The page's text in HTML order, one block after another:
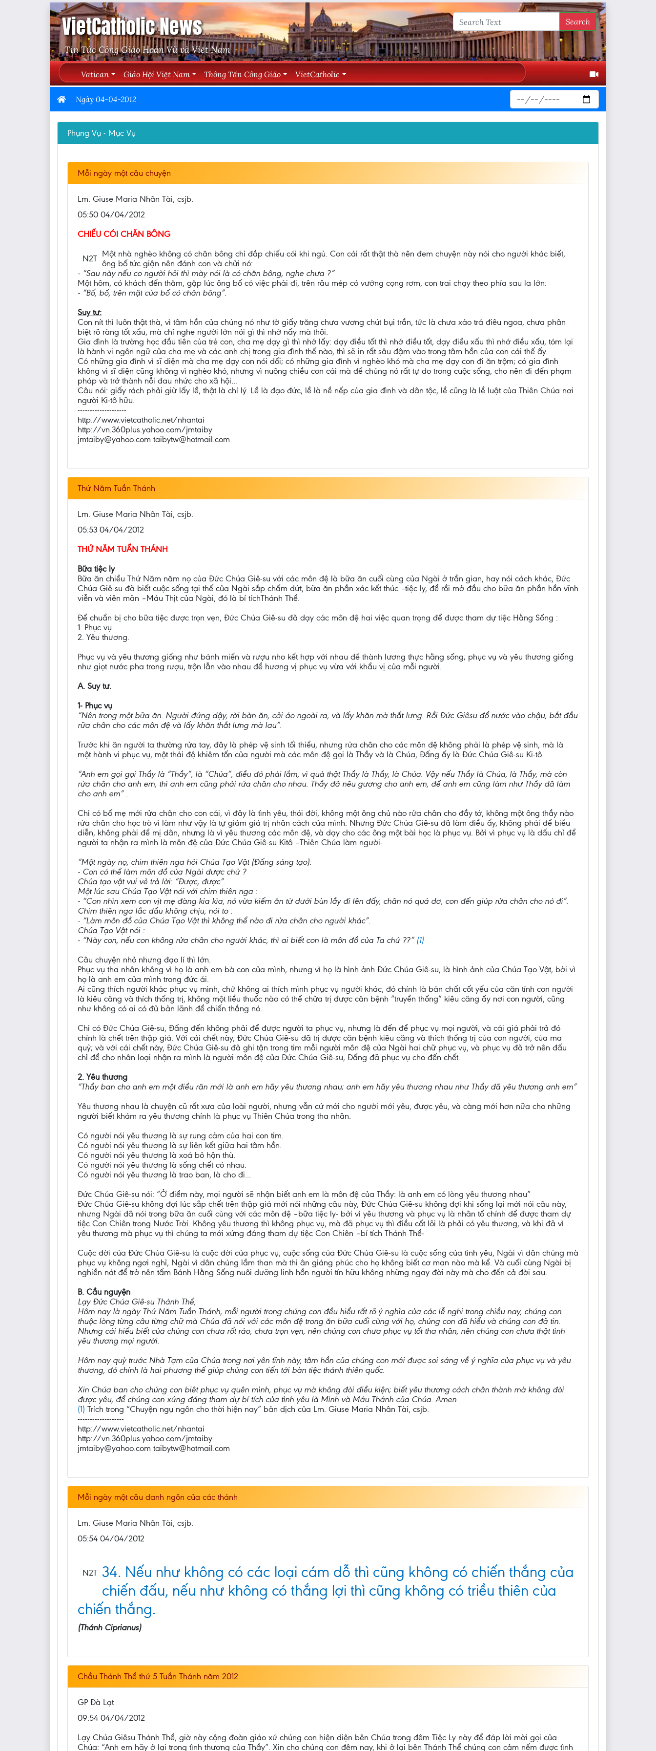
VietCatholic News
Tin Tức Công Giáo Hoàn Vũ và Việt Nam
Search
Vatican Giáo Hội Việt Nam Thông Tấn Công Giáo VietCatholic
Ngày 04-04-2012
Phụng Vụ - Mục Vụ
Mỗi ngày một câu chuyện
Lm. Giuse Maria Nhân Tài, csjb.
05:50 04/04/2012
CHIẾU CÓI CHĂN BÔNG
N2T Một nhà nghèo không có chăn bông chỉ đắp chiếu cói khi ngủ. Con cái rất thật thà nên đem chuyện này nói cho người khác biết,
ông bố tức giận nên đánh con và chửi nó:
- “Sau này nếu co người hỏi thì mày nói là có chăn bông, nghe chưa ?”
Một hôm, có khách đến thăm, gặp lúc ông bố có việc phải đi, trên râu mép có vướng cọng rơm, con trai chạy theo phía sau la lớn:
- “Bố, bố, trên mặt của bố có chăn bông”.
Suy tư:
Con nít thì luôn thật thà, vì tâm hồn của chúng nó như tờ giấy trăng chưa vương chút bụi trần, tức là chưa xảo trá điêu ngoa, chưa phân
biệt rõ ràng tốt xấu, mà chỉ nghe người lớn nói gì thì nhớ nấy mà thôi.
Gia đình là trường học đầu tiên của trẻ con, cha mẹ dạy gì thì nhớ lấy: dạy điều tốt thì nhớ điều tốt, dạy điều xấu thì nhớ điều xấu, tóm lại
là hành vi ngôn ngữ của cha mẹ và các anh chị trong gia đình thế nào, thì sẽ in rất sâu đậm vào trong tâm hồn của con cái thế ấy.
Có những gia đình vì sĩ diện mà cha mẹ dạy con nói dối; có những gia đình vì nghèo khó mà cha mẹ dạy con đi ăn trộm; có gia đình
không vì sĩ diện cũng không vì nghèo khó, nhưng vì nuông chiều con cái mà để chúng nó rất tự do trong cuộc sống, cho nên đi đến phạm
pháp và trở thành nỗi đau nhức cho xã hội…
Câu nói: giấy rách phải giữ lấy lề, thật là chí lý. Lề là đạo đức, lề là nề nếp của gia đình và dân tộc, lề cũng là lề luật của Thiên Chúa nơi
người Ki-tô hữu.
--------------------
http://www.vietcatholic.net/nhantai
http://vn.360plus.yahoo.com/jmtaiby
jmtaiby@yahoo.com taibytw@hotmail.com
Thứ Năm Tuần Thánh
Lm. Giuse Maria Nhân Tài, csjb.
05:53 04/04/2012
THỨ NĂM TUẦN THÁNH
Bữa tiệc ly
Bữa ăn chiều Thứ Năm năm nọ của Đức Chúa Giê-su với các môn đệ là bữa ăn cuối cùng của Ngài ở trần gian, hay nói cách khác, Đức
Chúa Giê-su đã biết cuộc sống tại thế của Ngài sắp chấm dứt, bữa ăn phần xác kết thúc –tiệc ly, để rồi mở đầu cho bữa ăn phần hồn vĩnh
viễn và viên mãn –Máu Thịt của Ngài, đó là bí tíchThánh Thể.
Để chuẩn bị cho bữa tiệc được trọn vẹn, Đức Chúa Giê-su đã dạy các môn đệ hai việc quan trọng để được tham dự tiệc Hằng Sống :
1. Phục vụ.
2. Yêu thương.
Phục vụ và yêu thương giống như bánh miến và rượu nho kết hợp với nhau để thành lương thực hằng sống; phục vụ và yêu thương giống
như giọt nước pha trong rượu, trộn lẫn vào nhau để hương vị phục vụ vừa với khẩu vị của mỗi người.
A. Suy tư.
1- Phục vụ
“Nên trong một bữa ăn. Người đứng dậy, rời bàn ăn, cởi áo ngoài ra, và lấy khăn mà thắt lưng. Rồi Đức Giêsu đổ nước vào chậu, bắt đầu
rữa chân cho các môn đệ và lấy khăn thắt lưng mà lau”.
Trước khi ăn người ta thường rửa tay, đây là phép vệ sinh tối thiểu, nhưng rửa chân cho các môn đệ không phải là phép vệ sinh, mà là
một hành vi phục vụ, một thái độ khiêm tốn của người mà các môn đệ gọi là Thầy và là Chúa, Đấng ấy là Đức Chúa Giê-su Ki-tô.
“Anh em gọi gọi Thầy là “Thầy”, là “Chúa”, điều đó phải lắm, vì quả thật Thầy là Thầy, là Chúa. Vậy nếu Thầy là Chúa, là Thầy, mà còn
rửa chân cho anh em, thì anh em cũng phải rửa chân cho nhau. Thầy đã nêu gương cho anh em, để anh em cũng làm như Thầy đã làm
cho anh em” .
Chỉ có bố mẹ mới rửa chân cho con cái, vì đây là tình yêu, thói đời, không một ông chủ nào rửa chân cho đầy tớ, không một ông thầy nào
rửa chân cho học trò vì làm như vậy là tự giảm giá trị nhân cách của mình. Nhưng Đức Chúa Giê-su đã làm điều ấy, không phải để biểu
diễn, không phải để mị dân, nhưng là vì yêu thương các môn đệ, và dạy cho các ông một bài học là phục vụ. Bởi vì phục vụ là dấu chỉ để
người ta nhận ra mình là môn đệ của Đức Chúa Giê-su Kitô –Thiên Chúa làm người-
“Một ngày nọ, chim thiên nga hỏi Chúa Tạo Vật (Đấng sáng tạo):
- Con có thể làm môn đồ của Ngài được chứ ?
Chúa tạo vật vui vẻ trả lời: “Được, được”.
Một lúc sau Chúa Tạo Vật nói với chim thiên nga :
- “Con nhìn xem con vịt mẹ đàng kia kìa, nó vừa kiếm ăn từ dưới bùn lầy đi lên đấy, chân nó quá dơ, con đến giúp rửa chân cho nó đi”.
Chim thiên nga lắc đầu không chịu, nói to :
- “Làm môn đồ của Chúa Tạo Vật thì không thể nào đi rửa chân cho người khác”.
Chúa Tạo Vật nói :
- “Này con, nếu con không rửa chân cho người khác, thì ai biết con là môn đồ của Ta chứ ??” (1)
Câu chuyện nhỏ nhưng đạo lí thì lớn.
Phục vụ tha nhân không vì họ là anh em bà con của mình, nhưng vì họ là hình ảnh Đức Chúa Giê-su, là hình ảnh của Chúa Tạo Vật, bởi vì
họ là anh em của mình trong đức ái.
Ai cũng thích người khác phục vụ mình, chứ không ai thích mình phục vụ người khác, đó chính là bản chất cốt yếu của căn tính con người
là kiêu căng và thích thống trị, không một liều thuốc nào có thể chữa trị được căn bệnh “truyền thống” kiêu căng ấy nơi con người, cũng
như không có ai có đủ bản lãnh để chiến thắng nó.
Chỉ có Đức Chúa Giê-su, Đấng đến không phải để được người ta phục vụ, nhưng là đến để phục vụ mọi người, và cái giá phải trả đó
chính là chết trên thập giá. Với cái chết này, Đức Chúa Giê-su đã trị được căn bệnh kiêu căng và thích thống trị của con người, của ma
quỷ; và với cái chết này, Đức Chúa Giê-su đã ghi tận trong tim mỗi người môn đệ của Ngài hai chữ phục vụ, và phục vụ đã trở nên đấu
chỉ để cho nhân loại nhận ra mình là người môn đệ của Đức Chúa Giê-su, Đấng đã phục vụ cho đến chết.
2. Yêu thương
“Thầy ban cho anh em một điều răn mới là anh em hãy yêu thương nhau; anh em hãy yêu thương nhau như Thầy đã yêu thương anh em”
Yêu thương nhau là chuyện cũ rất xưa của loài người, nhưng vẫn cứ mới cho người mới yêu, được yêu, và càng mới hơn nữa cho những
người biết khám ra yêu thương chính là phục vụ Thiên Chúa trong tha nhân.
Có người nói yêu thương là sự rung cảm của hai con tim.
Có người nói yêu thương là sự liên kết giữa hai tâm hồn.
Có người nói yêu thương là xoá bỏ hận thù.
Có người nói yêu thương là sống chết có nhau.
Có người nói yêu thương là trao ban, là cho đi...
Đức Chúa Giê-su nói: “Ở điểm này, mọi người sẽ nhận biết anh em là môn đệ của Thầy: là anh em có lòng yêu thương nhau”
Đức Chúa Giê-su không đợi lúc sắp chết trên thập giá mới nói những câu này, Đức Chúa Giê-su không đợi khi sống lại mới nói câu này,
nhưng Ngài đã nói trong bữa ăn cuối cùng với các môn đệ –bữa tiệc ly- bởi vì yêu thương và phục vụ là nhân tố chính để được tham dự
tiệc Con Chiên trong Nước Trời. Không yêu thương thì không phục vụ, mà đã phục vụ thì điều cốt lõi là phải có yêu thương, và khi đã vì
yêu thương mà phục vụ thì chúng ta mới xứng đáng tham dự tiệc Con Chiên –bí tích Thánh Thể-
Cuộc đời của Đức Chúa Giê-su là cuộc đời của phục vụ, cuộc sống của Đức Chúa Giê-su là cuộc sống của tình yêu, Ngài vì dân chúng mà
phục vụ không ngơi nghỉ, Ngài vì dân chúng lầm than mà thi ân giáng phúc cho họ không biết cơ man nào mà kể. Và cuối cùng Ngài bị
nghiền nát để trở nên tấm Bánh Hằng Sống nuôi dưỡng linh hồn người tín hữu không những ngay đời này mà cho đến cả đời sau.
B. Cầu nguyện
Lạy Đức Chúa Giê-su Thánh Thể,
Hôm nay là ngày Thứ Năm Tuần Thánh, mỗi người trong chúng con đều hiểu rất rõ ý nghĩa của các lễ nghi trong chiều nay, chúng con
thuộc lòng từng câu từng chữ mà Chúa đã nói với các môn đệ trong ăn bữa cuối cùng với họ, chúng con đã hiểu và chúng con đã tin.
Nhưng cái hiểu biết của chúng con chưa rốt ráo, chưa trọn vẹn, nên chúng con chưa phục vụ tốt tha nhân, nên chúng con chưa thật tình
yêu thương mọi người.
Hôm nay quỳ trước Nhà Tạm của Chúa trong nơi yên tĩnh này, tâm hồn của chúng con mới được soi sáng về ý nghĩa của phục vụ và yêu
thương, đó chính là hai phương thế giúp chúng con tiến tới bàn tiệc thánh thiên quốc.
Xin Chúa ban cho chúng con biêt phục vụ quên mình, phục vụ mà không đòi điều kiện; biết yêu thương cách chân thành mà không đòi
được yêu, để chúng con xứng đáng tham dự bí tích của tình yêu là Mình và Máu Thánh của Chúa. Amen
(1) Trích trong “Chuyện ngụ ngôn cho thời hiện nay” bản dịch của Lm. Giuse Maria Nhân Tài, csjb.
-------------------
http://www.vietcatholic.net/nhantai
http://vn.360plus.yahoo.com/jmtaiby
jmtaiby@yahoo.com taibytw@hotmail.com
Mỗi ngày một câu danh ngôn của các thánh
Lm. Giuse Maria Nhân Tài, csjb.
05:54 04/04/2012
N2T 34. Nếu như không có các loại cám dỗ thì cũng không có chiến thắng của
chiến đấu, nếu như không có thắng lợi thì cũng không có triều thiên của
chiến thắng.
(Thánh Ciprianus)
Chầu Thánh Thể thứ 5 Tuần Thánh năm 2012
GP Đà Lạt
09:54 04/04/2012
Lạy Chúa Giêsu Thánh Thể, giờ này cộng đoàn giáo xứ chúng con hiện diện bên Chúa trong đêm Tiệc Ly này để đáp lời mời gọi của
Chúa: “Anh em hãy ở lại trong tình thương của Thầy”. Xin cho chúng con đêm nay, khi ở lại bên Thánh Thể chúng con cảm nếm được tình